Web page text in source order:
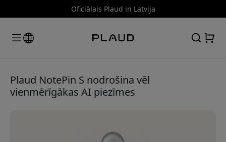
Oficiālais Plaud in Latvija
Plaud NotePin S nodrošina vēl
vienmērīgākas AI piezīmes